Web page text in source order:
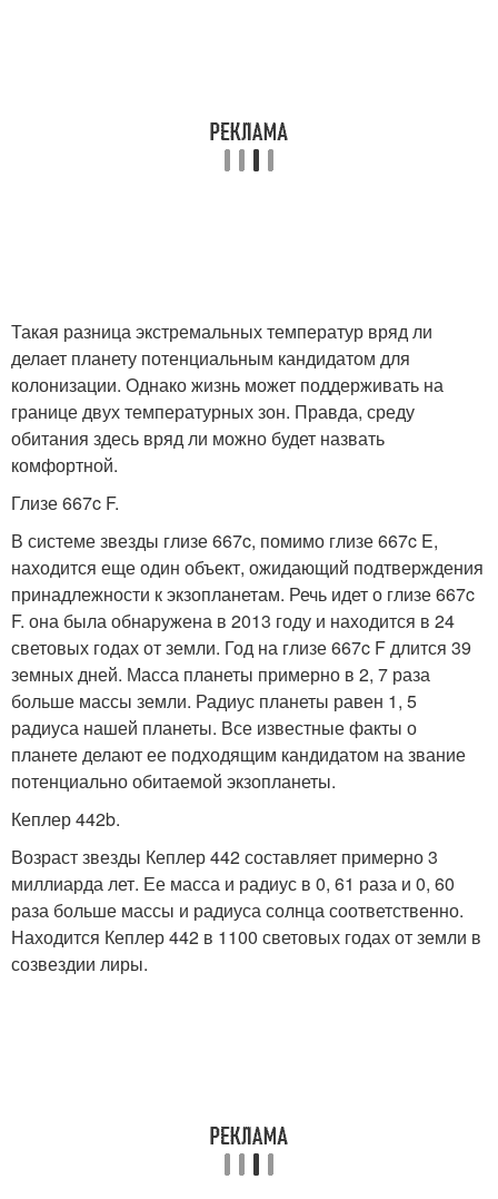
Такая разница экстремальных температур вряд ли
делает планету потенциальным кандидатом для
колонизации. Однако жизнь может поддерживать на
границе двух температурных зон. Правда, среду
обитания здесь вряд ли можно будет назвать
комфортной.
Глизе 667c F.
В системе звезды глизе 667c, помимо глизе 667c E,
находится еще один объект, ожидающий подтверждения
принадлежности к экзопланетам. Речь идет о глизе 667c
F. она была обнаружена в 2013 году и находится в 24
световых годах от земли. Год на глизе 667c F длится 39
земных дней. Масса планеты примерно в 2, 7 раза
больше массы земли. Радиус планеты равен 1, 5
радиуса нашей планеты. Все известные факты о
планете делают ее подходящим кандидатом на звание
потенциально обитаемой экзопланеты.
Кеплер 442b.
Возраст звезды Кеплер 442 составляет примерно 3
миллиарда лет. Ее масса и радиус в 0, 61 раза и 0, 60
раза больше массы и радиуса солнца соответственно.
Находится Кеплер 442 в 1100 световых годах от земли в
созвездии лиры.